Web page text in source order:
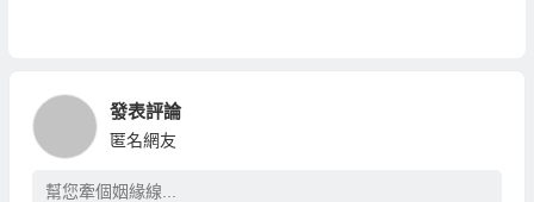
發表評論
匿名網友